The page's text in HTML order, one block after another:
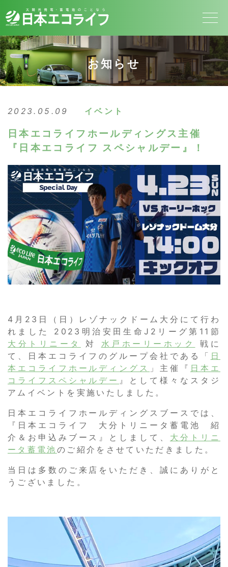
お知らせ
2023.05.09 イベント
日本エコライフホールディングス主催
『日本エコライフ スペシャルデー』！
4月23日（日）レゾナックドーム大分にて行わ
れました 2023明治安田生命J2リーグ第11節
大分トリニータ
対 水戸ホーリーホック
戦に
て、日本エコライフのグループ会社である「 日
本エコライフホールディングス
」主催『 日本エ
コライフスペシャルデー 』として様々なスタジ
アムイベントを実施いたしました。
日本エコライフホールディングスブースでは、
『日本エコライフ 大分トリニータ蓄電池 紹
介＆お申込みブース』としまして、 大分トリニ
ータ蓄電池 のご紹介をさせていただきました。
当日は多数のご来店をいただき、誠にありがと
うございました。